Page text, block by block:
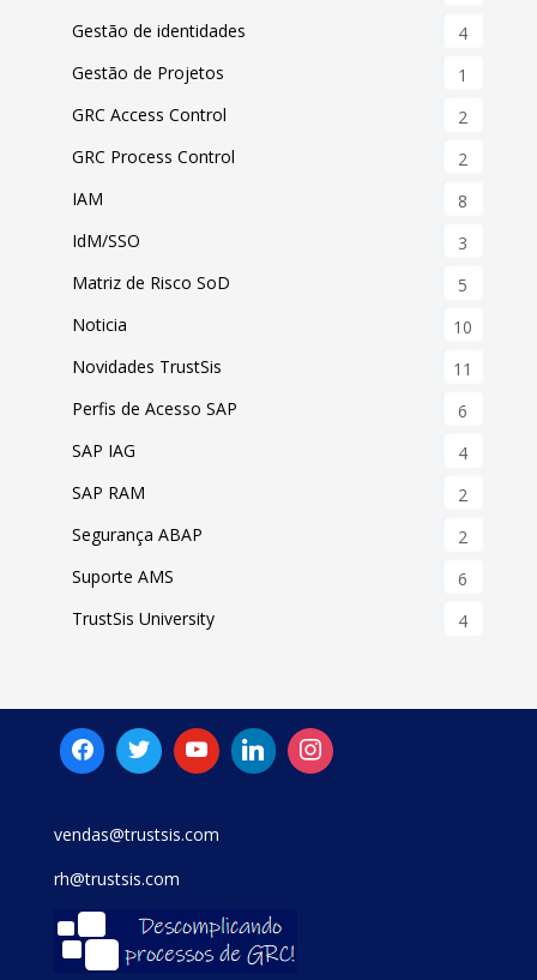
Gestão de identidades
4
Gestão de Projetos
1
GRC Access Control
2
GRC Process Control
2
IAM
8
IdM/SSO
3
Matriz de Risco SoD
5
Noticia
10
Novidades TrustSis
11
Perfis de Acesso SAP
6
SAP IAG
4
SAP RAM
2
Segurança ABAP
2
Suporte AMS
6
TrustSis University
4
vendas@trustsis.com
rh@trustsis.com